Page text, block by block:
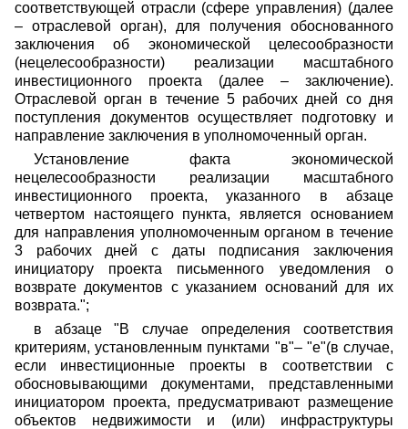
соответствующей отрасли (сфере управления) (далее
– отраслевой орган), для получения обоснованного
заключения об экономической целесообразности
(нецелесообразности) реализации масштабного
инвестиционного проекта (далее – заключение).
Отраслевой орган в течение 5 рабочих дней со дня
поступления документов осуществляет подготовку и
направление заключения в уполномоченный орган.
Установление факта экономической
нецелесообразности реализации масштабного
инвестиционного проекта, указанного в абзаце
четвертом настоящего пункта, является основанием
для направления уполномоченным органом в течение
3 рабочих дней с даты подписания заключения
инициатору проекта письменного уведомления о
возврате документов с указанием оснований для их
возврата.";
в абзаце "В случае определения соответствия
критериям, установленным пунктами "в"– "е"(в случае,
если инвестиционные проекты в соответствии с
обосновывающими документами, представленными
инициатором проекта, предусматривают размещение
объектов недвижимости и (или) инфраструктуры